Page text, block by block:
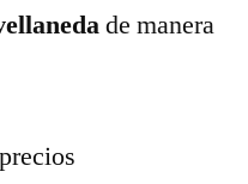
de manera